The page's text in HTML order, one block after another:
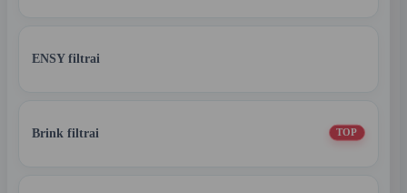
ENSY filtrai
Brink filtrai TOP